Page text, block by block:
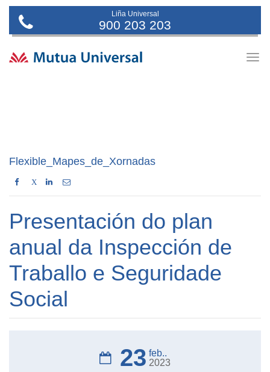
Liña Universal
900 203 203
Flexible_Mapes_de_Xornadas
X
Presentación do plan
anual da Inspección de
Traballo e Seguridade
Social
23 feb..
2023